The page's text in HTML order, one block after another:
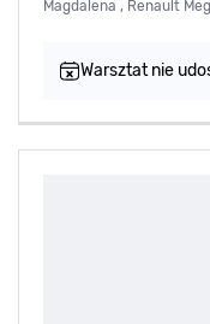
Magdalena , Renault
Warsztat nie